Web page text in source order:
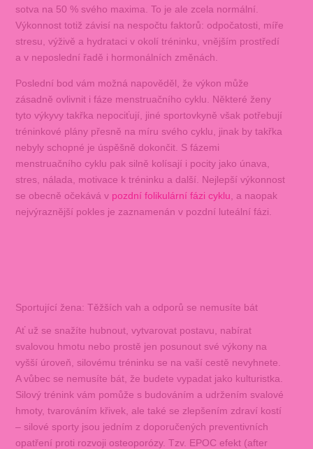
sotva na 50 % svého maxima. To je ale zcela normální.
Výkonnost totiž závisí na nespočtu faktorů: odpočatosti, míře
stresu, výživě a hydrataci v okolí tréninku, vnějším prostředí
a v neposlední řadě i hormonálních změnách.
Poslední bod vám možná napověděl, že výkon může
zásadně ovlivnit i fáze menstruačního cyklu. Některé ženy
tyto výkyvy takřka nepociťují, jiné sportovkyně však potřebují
tréninkové plány přesně na míru svého cyklu, jinak by takřka
nebyly schopné je úspěšně dokončit. S fázemi
menstruačního cyklu pak silně kolísají i pocity jako únava,
stres, nálada, motivace k tréninku a další. Nejlepší výkonnost
se obecně očekává v pozdní folikulární fázi cyklu , a naopak
nejvýraznější pokles je zaznamenán v pozdní luteální fázi.
Sportující žena: Těžších vah a odporů se nemusíte bát
Ať už se snažíte hubnout, vytvarovat postavu, nabírat
svalovou hmotu nebo prostě jen posunout své výkony na
vyšší úroveň, silovému tréninku se na vaší cestě nevyhnete.
A vůbec se nemusíte bát, že budete vypadat jako kulturistka.
Silový trénink vám pomůže s budováním a udržením svalové
hmoty, tvarováním křivek, ale také se zlepšením zdraví kostí
– silové sporty jsou jedním z doporučených preventivních
opatření proti rozvoji osteoporózy. Tzv. EPOC efekt (after